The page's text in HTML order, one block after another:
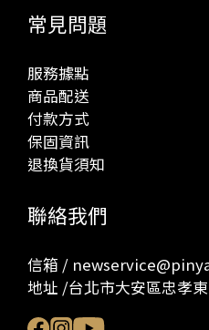
常見問題
服務據點
商品配送
付款方式
保固資訊
退換貨須知
聯絡我們
信箱 /
地址 /台北市大安區忠孝